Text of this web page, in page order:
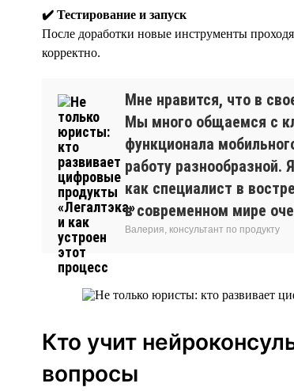
✔️ Тестирование и запуск
После доработки новые инструменты
корректно.
Мне нравится, что в
Мы много общаемся с
функционала
работу разнообразной.
как специалист в
в современном мире
Валерия, консультант по продукту
Кто учит
вопросы